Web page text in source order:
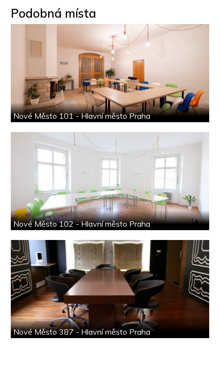
Podobná místa
Nové Město 101 - Hlavní město Praha
Nové Město 102 - Hlavní město Praha
Nové Město 387 - Hlavní město Praha